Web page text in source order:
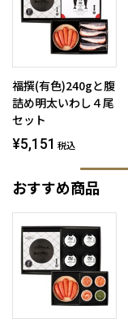
福撰(有色)240gと腹
詰め明太いわし４尾
セット
¥5,151 税込
おすすめ商品